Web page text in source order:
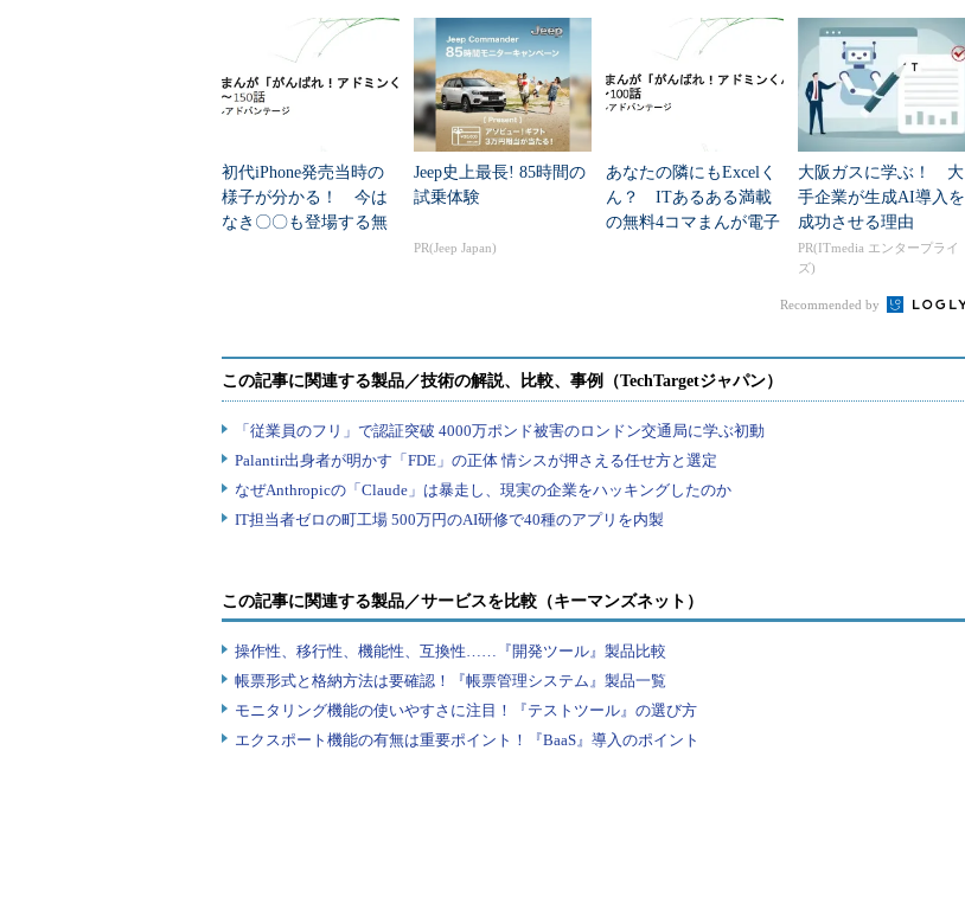
« 前の回へ 次の回へ »
「がんばれ！アドミンくん」
あなたのアイデアがマンガになる！ →詳しくはこちらから
ドミンくん」...
初代iPhone発売当時の
様子が分かる！ 今は
なき〇〇も登場する無
Jeep史上最長! 85時間の
試乗体験
PR(Jeep Japan)
あなたの隣にもExcelく
ん？ ITあるある満載
の無料4コマまんが電子
大阪ガスに学ぶ！ 大
手企業が生成AI導入を
成功させる理由
PR(ITmedia エンタープライ
ズ)
Recommended by
この記事に関連する製品／サービスを比較（キーマンズネット）
操作性、移行性、機能性、互換性……『開発ツール』製品比較
帳票形式と格納方法は要確認！『帳票管理システム』製品一覧
モニタリング機能の使いやすさに注目！『テストツール』の選び方
エクスポート機能の有無は重要ポイント！『BaaS』導入のポイント